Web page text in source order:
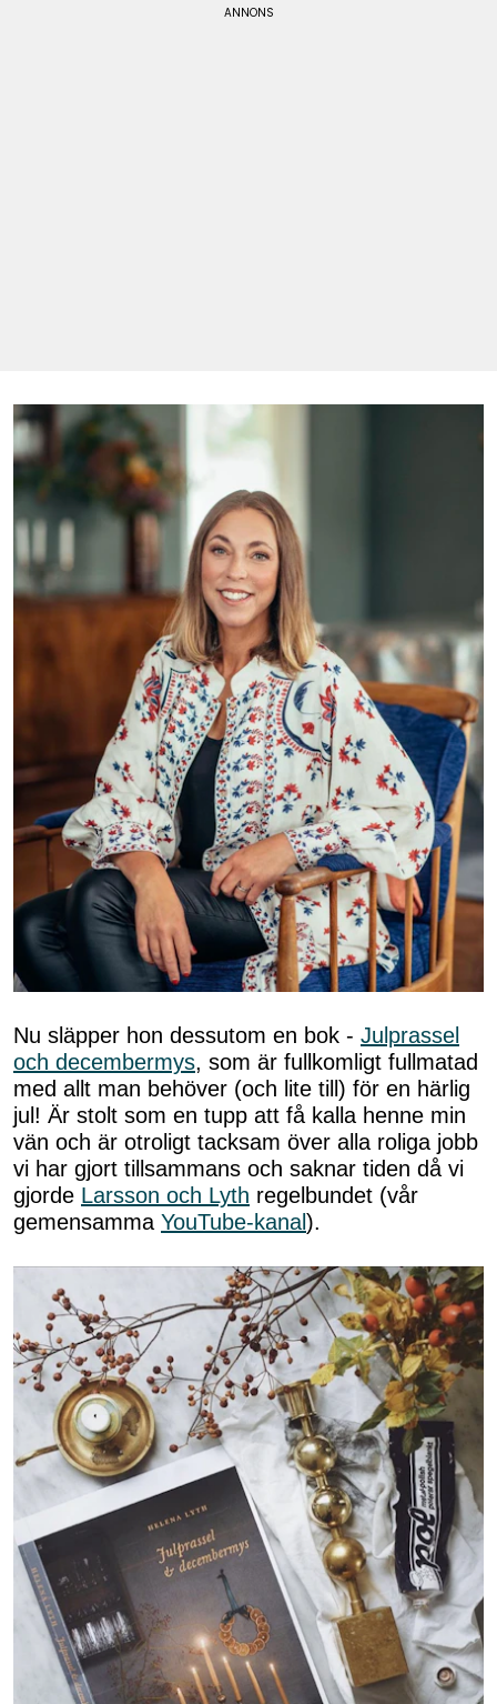
Nu släpper hon dessutom en bok - Julprassel
och decembermys, som är fullkomligt fullmatad
med allt man behöver (och lite till) för en härlig
jul! Är stolt som en tupp att få kalla henne min
vän och är otroligt tacksam över alla roliga jobb
vi har gjort tillsammans och saknar tiden då vi
gjorde Larsson och Lyth regelbundet (vår
gemensamma YouTube-kanal).